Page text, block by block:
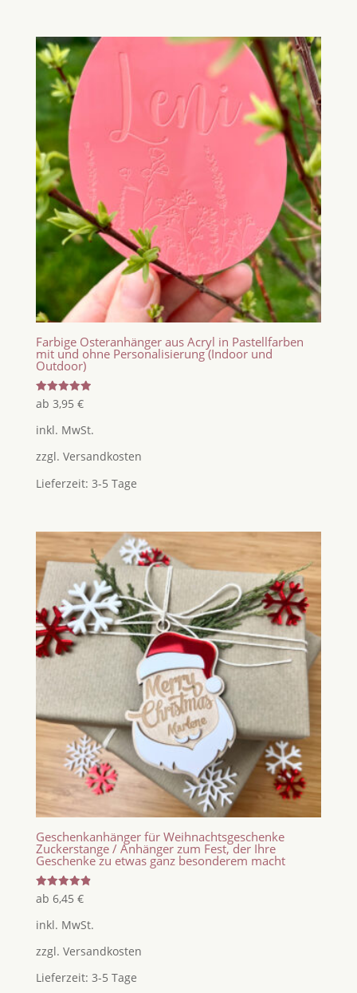
Farbige Osteranhänger aus Acryl in Pastellfarben
mit und ohne Personalisierung (Indoor und
Outdoor)
Bewertet
mit
von 5
ab 3,95 €
inkl. MwSt.
zzgl. Versandkosten
Lieferzeit: 3-5 Tage
Geschenkanhänger für Weihnachtsgeschenke
Zuckerstange / Anhänger zum Fest, der Ihre
Geschenke zu etwas ganz besonderem macht
Bewertet
mit
von 5
ab 6,45 €
inkl. MwSt.
zzgl. Versandkosten
Lieferzeit: 3-5 Tage